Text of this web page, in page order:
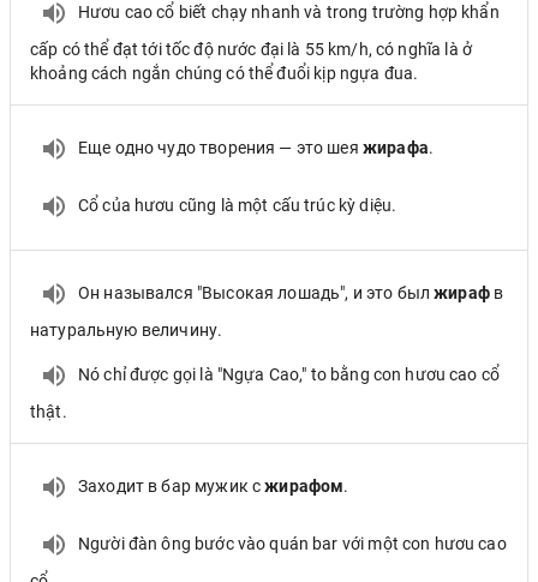
Hươu cao cổ biết chạy nhanh và trong trường hợp khẩn
cấp có thể đạt tới tốc độ nước đại là 55 km/h, có nghĩa là ở
khoảng cách ngắn chúng có thể đuổi kịp ngựa đua.
Еще одно чудо творения — это шея жирафа.
Cổ của hươu cũng là một cấu trúc kỳ diệu.
Он назывался "Высокая лошадь", и это былжирафв
натуральную величину.
Nó chỉ được gọi là "Ngựa Cao," to bằng con hươu cao cổ
thật.
Заходит в бар мужик сжирафом.
Người đàn ông bước vào quán bar với một con hươu cao